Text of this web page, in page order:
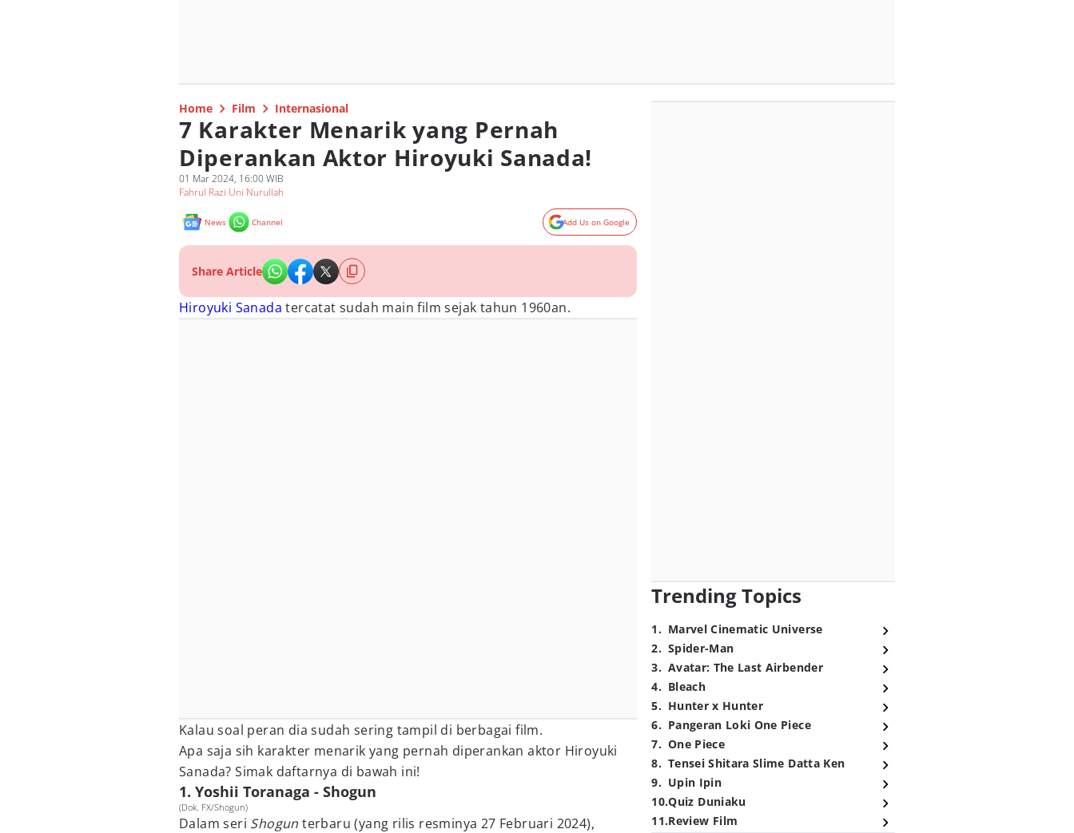
Home Film Internasional
7 Karakter Menarik yang Pernah
Diperankan Aktor Hiroyuki Sanada!
01 Mar 2024, 16:00 WIB
Fahrul Razi Uni Nurullah
News Channel Add Us on Google
Share Article
Hiroyuki Sanada tercatat sudah main film sejak tahun 1960an.
Kalau soal peran dia sudah sering tampil di berbagai film.
Apa saja sih karakter menarik yang pernah diperankan aktor Hiroyuki
Sanada? Simak daftarnya di bawah ini!
1. Yoshii Toranaga - Shogun
(Dok. FX/Shogun)
Dalam seri Shogunterbaru (yang rilis resminya 27 Februari 2024),
Trending Topics
1. Marvel Cinematic Universe
2. Spider-Man
3. Avatar: The Last Airbender
4. Bleach
5. Hunter x Hunter
6. Pangeran Loki One Piece
7. One Piece
8. Tensei Shitara Slime Datta Ken
9. Upin Ipin
10.Quiz Duniaku
11.Review Film